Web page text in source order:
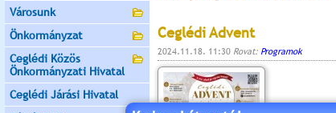
Városunk
Önkormányzat
Ceglédi Közös
Önkormányzati Hivatal
Ceglédi Járási Hivatal
Ceglédi Advent
2024.11.18. 11:30 Rovat: Programok